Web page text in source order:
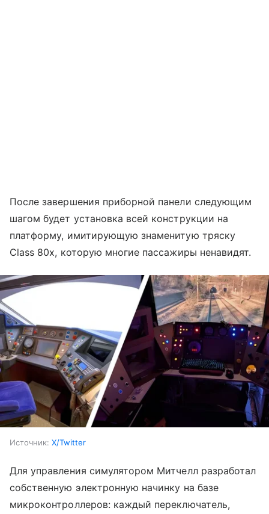
После завершения приборной панели следующим
шагом будет установка всей конструкции на
платформу, имитирующую знаменитую тряску
Class 80x, которую многие пассажиры ненавидят.
Источник: X/Twitter
Для управления симулятором Митчелл разработал
собственную электронную начинку на базе
микроконтроллеров: каждый переключатель,